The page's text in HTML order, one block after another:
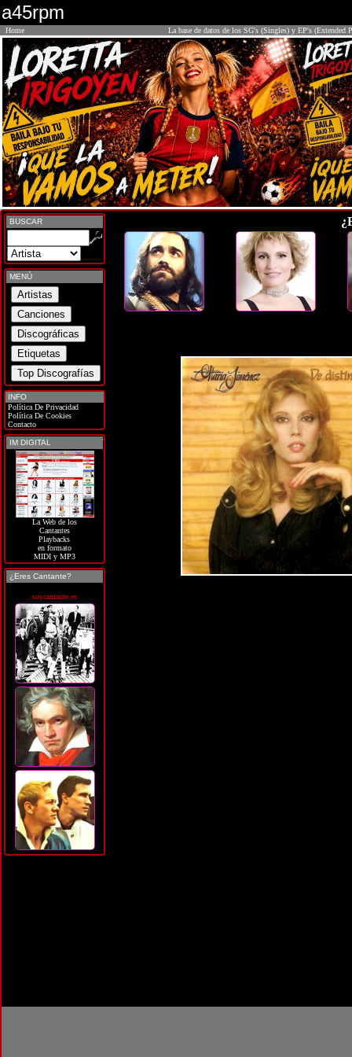
a45rpm
Home La base de datos de los SG's (Singles) y EP's (Extended
BUSCAR
MENÚ
INFO
Política De Privacidad
Política De Cookies
Contacto
IM DIGITAL
La Web de los
Cantantes
Playbacks
en formato
MIDI y MP3
¿Eres Cantante?
soycantante.es